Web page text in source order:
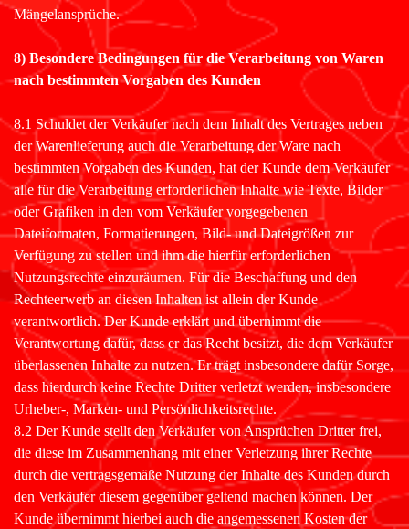
Mängelansprüche.
8) Besondere Bedingungen für die Verarbeitung von Waren
nach bestimmten Vorgaben des Kunden
8.1 Schuldet der Verkäufer nach dem Inhalt des Vertrages neben
der Warenlieferung auch die Verarbeitung der Ware nach
bestimmten Vorgaben des Kunden, hat der Kunde dem Verkäufer
alle für die Verarbeitung erforderlichen Inhalte wie Texte, Bilder
oder Grafiken in den vom Verkäufer vorgegebenen
Dateiformaten, Formatierungen, Bild- und Dateigrößen zur
Verfügung zu stellen und ihm die hierfür erforderlichen
Nutzungsrechte einzuräumen. Für die Beschaffung und den
Rechteerwerb an diesen Inhalten ist allein der Kunde
verantwortlich. Der Kunde erklärt und übernimmt die
Verantwortung dafür, dass er das Recht besitzt, die dem Verkäufer
überlassenen Inhalte zu nutzen. Er trägt insbesondere dafür Sorge,
dass hierdurch keine Rechte Dritter verletzt werden, insbesondere
Urheber-, Marken- und Persönlichkeitsrechte.
8.2 Der Kunde stellt den Verkäufer von Ansprüchen Dritter frei,
die diese im Zusammenhang mit einer Verletzung ihrer Rechte
durch die vertragsgemäße Nutzung der Inhalte des Kunden durch
den Verkäufer diesem gegenüber geltend machen können. Der
Kunde übernimmt hierbei auch die angemessenen Kosten der